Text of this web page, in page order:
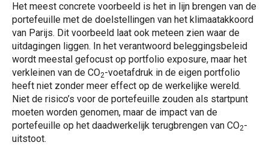
Het meest concrete voorbeeld is het in lijn brengen van de
portefeuille met de doelstellingen van het klimaatakkoord
van Parijs. Dit voorbeeld laat ook meteen zien waar de
uitdagingen liggen. In het verantwoord beleggingsbeleid
wordt meestal gefocust op portfolio exposure, maar het
verkleinen van de CO2-voetafdruk in de eigen portfolio
heeft niet zonder meer effect op de werkelijke wereld.
Niet de risico’s voor de portefeuille zouden als startpunt
moeten worden genomen, maar de impact van de
portefeuille op het daadwerkelijk terugbrengen van CO2-
uitstoot.